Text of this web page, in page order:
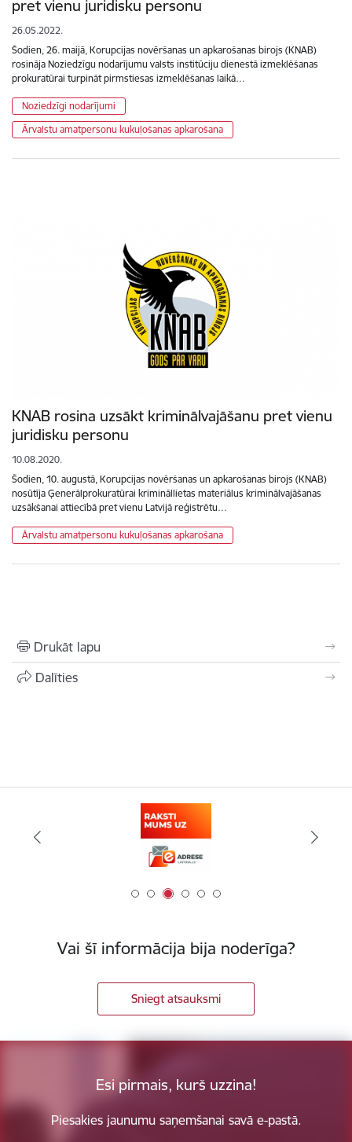
pret vienu juridisku personu
26.05.2022.
Šodien, 26. maijā, Korupcijas novēršanas un apkarošanas birojs (KNAB)
rosināja Noziedzīgu nodarījumu valsts institūciju dienestā izmeklēšanas
prokuratūrai turpināt pirmstiesas izmeklēšanas laikā…
Noziedzīgi nodarījumi
Ārvalstu amatpersonu kukuļošanas apkarošana
KNAB rosina uzsākt kriminālvajāšanu pret vienu
juridisku personu
10.08.2020.
Šodien, 10. augustā, Korupcijas novēršanas un apkarošanas birojs (KNAB)
nosūtīja Ģenerālprokuratūrai krimināllietas materiālus kriminālvajāšanas
uzsākšanai attiecībā pret vienu Latvijā reģistrētu…
Ārvalstu amatpersonu kukuļošanas apkarošana
Drukāt lapu
Dalīties
Vai šī informācija bija noderīga?
Sniegt atsauksmi
Esi pirmais, kurš uzzina!
Piesakies jaunumu saņemšanai savā e-pastā.